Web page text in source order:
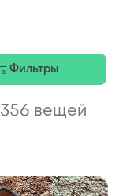
356 вещей
Фильтры